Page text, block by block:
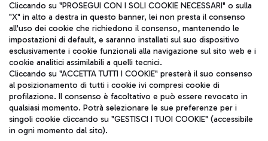
Aeroporti di Roma S.p.A. - Società soggetta a direzione e
coordinamento di Mundys S.p.A.
Codice fiscale e Registro delle Imprese di Roma 13032990155 P.
IVA 06572251004
Capitale sociale 62.224.743,00 int. vers.
Sede legale: Via Pier Paolo Racchetti 1 - 00054 Fiumicino (RM)
telefono +39 06 65951
Cliccando su "PROSEGUI CON I SOLI COOKIE NECESSARI" o sulla
"X" in alto a destra in questo banner, lei non presta il consenso
all'uso dei cookie che richiedono il consenso, mantenendo le
impostazioni di default, e saranno installati sul suo dispositivo
esclusivamente i cookie funzionali alla navigazione sul sito web e i
cookie analitici assimilabili a quelli tecnici.
Cliccando su "ACCETTA TUTTI I COOKIE" presterà il suo consenso
al posizionamento di tutti i cookie ivi compresi cookie di
profilazione. Il consenso è facoltativo e può essere revocato in
qualsiasi momento. Potrà selezionare le sue preferenze per i
singoli cookie cliccando su "GESTISCI I TUOI COOKIE" (accessibile
in ogni momento dal sito).